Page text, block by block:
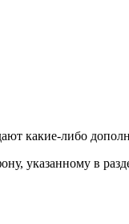
какие-либо
указанному в